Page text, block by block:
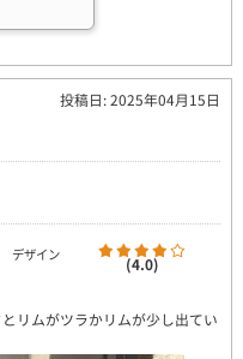
投稿日: 2025年04月15日
デザイン
(4.0)
リムがツラかリムが少し出てい